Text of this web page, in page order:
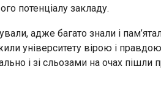
потенціалу закладу.
адже багато знали і
університету вірою і
і зі сльозами на очах пішли